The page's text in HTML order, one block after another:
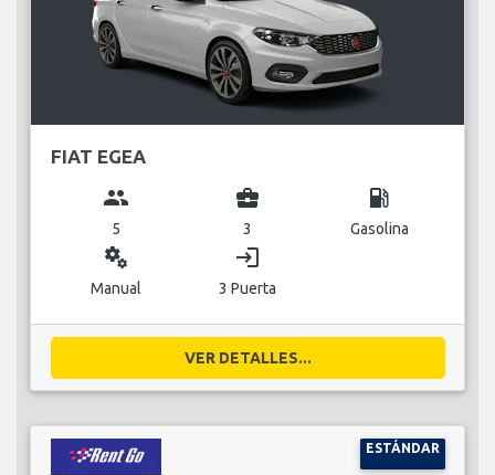
FIAT EGEA
group
5
business_center
3
local_gas_station
Gasolina
miscellaneous_services
Manual
login
3 Puerta
VER DETALLES...
ESTÁNDAR